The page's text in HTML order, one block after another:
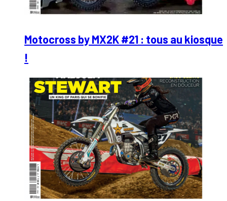
Motocross by MX2K #21 : tous au kiosque
!